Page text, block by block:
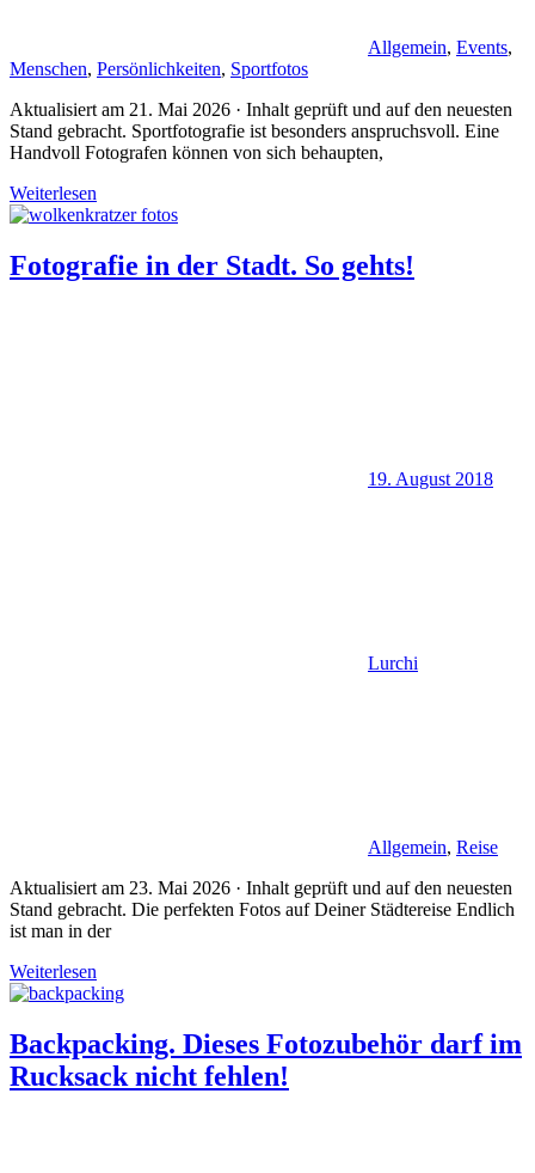
Allgemein, Events,
Menschen, Persönlichkeiten, Sportfotos
Aktualisiert am 21. Mai 2026 · Inhalt geprüft und auf den neuesten
Stand gebracht. Sportfotografie ist besonders anspruchsvoll. Eine
Handvoll Fotografen können von sich behaupten,
Weiterlesen
Fotografie in der Stadt. So gehts!
19. August 2018
Lurchi
Allgemein, Reise
Aktualisiert am 23. Mai 2026 · Inhalt geprüft und auf den neuesten
Stand gebracht. Die perfekten Fotos auf Deiner Städtereise Endlich
ist man in der
Weiterlesen
Backpacking. Dieses Fotozubehör darf im
Rucksack nicht fehlen!